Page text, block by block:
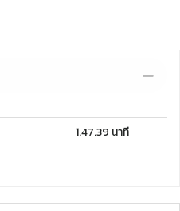
1.47.39 นาที